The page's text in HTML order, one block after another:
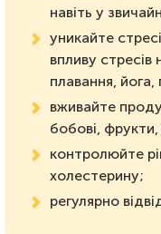
навіть у
уникайте
впливу стресів
плавання, йога,
вживайте
бобові, фрукти,
контролюйте
холестерину;
регулярно